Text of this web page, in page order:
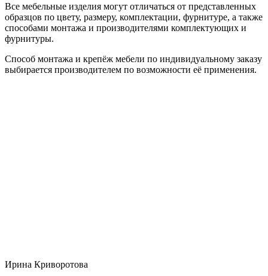
Все мебельные изделия могут отличаться от представленных
образцов по цвету, размеру, комплектации, фурнитуре, а также
способами монтажа и производителями комплектующих и
фурнитуры.
Способ монтажа и крепёж мебели по индивидуальному заказу
выбирается производителем по возможности её применения.
Ирина Криворотова